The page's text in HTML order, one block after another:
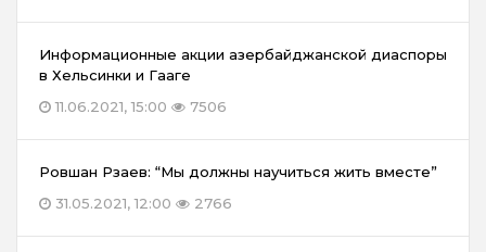
Информационные акции азербайджанской диаспоры
в Хельсинки и Гааге
11.06.2021, 15:00
7506
Ровшан Рзаев: “Мы должны научиться жить вместе”
31.05.2021, 12:00
2766